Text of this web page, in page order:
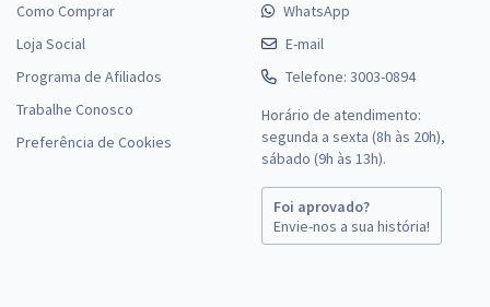
Como Comprar
Loja Social
Programa de Afiliados
Trabalhe Conosco
Preferência de Cookies
WhatsApp
E-mail
Telefone: 3003-0894
Horário de atendimento:
segunda a sexta (8h às 20h),
sábado (9h às 13h).
Foi aprovado?
Envie-nos a sua história!